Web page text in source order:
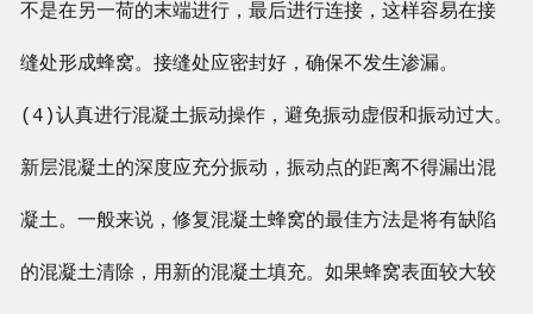
不是在另一荷的末端进行，最后进行连接，这样容易在接
缝处形成蜂窝。接缝处应密封好，确保不发生渗漏。
(4)认真进行混凝土振动操作，避免振动虚假和振动过大。
新层混凝土的深度应充分振动，振动点的距离不得漏出混
凝土。一般来说，修复混凝土蜂窝的最佳方法是将有缺陷
的混凝土清除，用新的混凝土填充。如果蜂窝表面较大较